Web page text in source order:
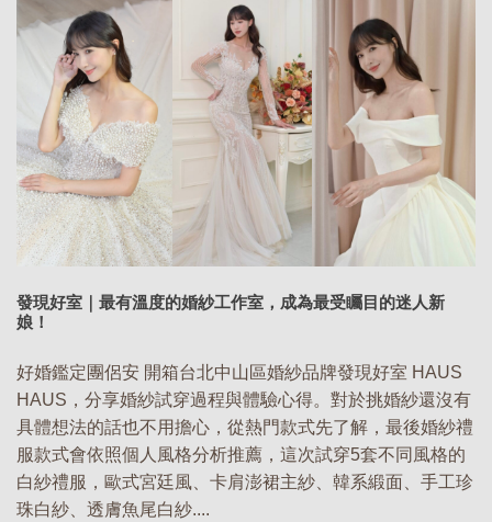
發現好室｜最有溫度的婚紗工作室，成為最受矚目的迷人新
娘！
好婚鑑定團侶安 開箱台北中山區婚紗品牌發現好室 HAUS
HAUS，分享婚紗試穿過程與體驗心得。對於挑婚紗還沒有
具體想法的話也不用擔心，從熱門款式先了解，最後婚紗禮
服款式會依照個人風格分析推薦，這次試穿5套不同風格的
白紗禮服，歐式宮廷風、卡肩澎裙主紗、韓系緞面、手工珍
珠白紗、透膚魚尾白紗....